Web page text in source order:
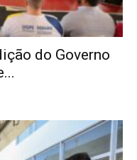
do Governo